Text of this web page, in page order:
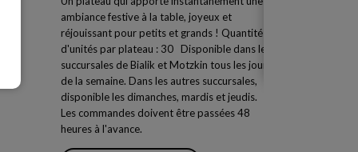
ambiance festive à la table, joyeux et
réjouissant pour petits et grands ! Quantité
d'unités par plateau : 30 Disponible dans les
succursales de Bialik et Motzkin tous les jours
de la semaine. Dans les autres succursales,
disponible les dimanches, mardis et jeudis.
Les commandes doivent être passées 48
heures à l'avance.